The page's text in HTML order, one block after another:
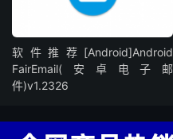
软件推荐[Android]Android
FairEmail(安卓电子邮
件)v1.2326